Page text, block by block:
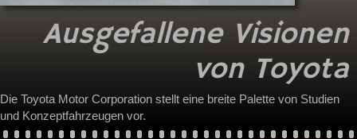
Ausgefallene Visionen
von Toyota
Die Toyota Motor Corporation stellt eine breite Palette von Studien
und Konzeptfahrzeugen vor.